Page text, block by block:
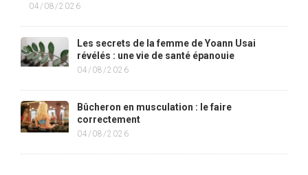
04/08/2026
Les secrets de la femme de Yoann Usai
révélés : une vie de santé épanouie
04/08/2026
Bûcheron en musculation : le faire
correctement
04/08/2026